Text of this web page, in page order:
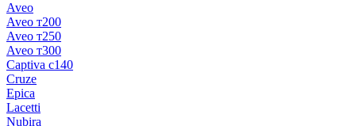
Aveo
Aveo т200
Aveo т250
Aveo т300
Captiva c140
Cruze
Epica
Lacetti
Nubira